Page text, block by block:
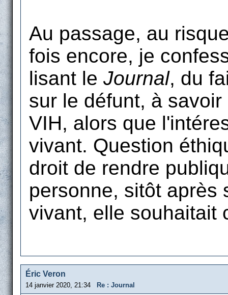
Au passage, au
fois encore, je
lisant le Journal, du
sur le défunt, à
VIH, alors que
vivant. Question
droit de rendre
personne, sitôt après
vivant, elle souhaitait
Éric Veron
14 janvier 2020, 21:34 Re : Journal